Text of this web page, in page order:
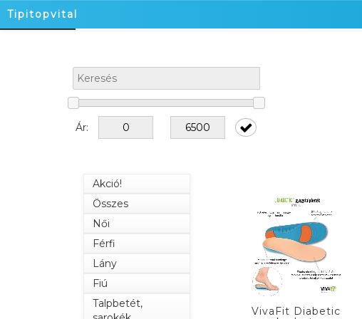
Tipitopvital
Ár:
Akció!
Összes
Női
Férfi
Lány
Fiú
Talpbetét,
VivaFit Diabetic